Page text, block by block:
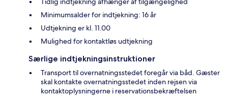
Minimumsalder for indtjekning: 16 år
Udtjekning er kl. 11.00
Mulighed for kontaktløs udtjekning
Særlige indtjekningsinstruktioner
Transport til overnatningsstedet foregår via båd. Gæster
skal kontakte overnatningsstedet inden rejsen via
kontaktoplysningerne i reservationsbekræftelsen